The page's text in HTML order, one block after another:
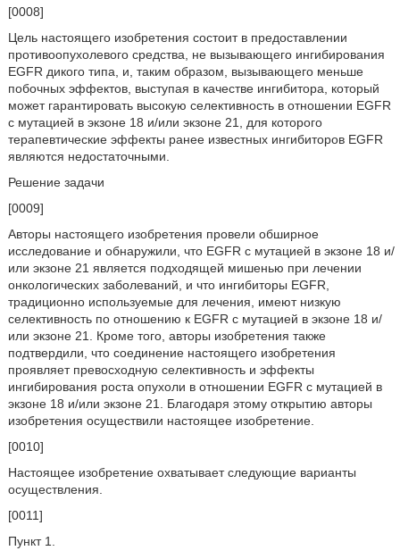
[0008]
Цель настоящего изобретения состоит в предоставлении
противоопухолевого средства, не вызывающего ингибирования
EGFR дикого типа, и, таким образом, вызывающего меньше
побочных эффектов, выступая в качестве ингибитора, который
может гарантировать высокую селективность в отношении EGFR
с мутацией в экзоне 18 и/или экзоне 21, для которого
терапевтические эффекты ранее известных ингибиторов EGFR
являются недостаточными.
Решение задачи
[0009]
Авторы настоящего изобретения провели обширное
исследование и обнаружили, что EGFR с мутацией в экзоне 18 и/
или экзоне 21 является подходящей мишенью при лечении
онкологических заболеваний, и что ингибиторы EGFR,
традиционно используемые для лечения, имеют низкую
селективность по отношению к EGFR с мутацией в экзоне 18 и/
или экзоне 21. Кроме того, авторы изобретения также
подтвердили, что соединение настоящего изобретения
проявляет превосходную селективность и эффекты
ингибирования роста опухоли в отношении EGFR с мутацией в
экзоне 18 и/или экзоне 21. Благодаря этому открытию авторы
изобретения осуществили настоящее изобретение.
[0010]
Настоящее изобретение охватывает следующие варианты
осуществления.
[0011]
Пункт 1.